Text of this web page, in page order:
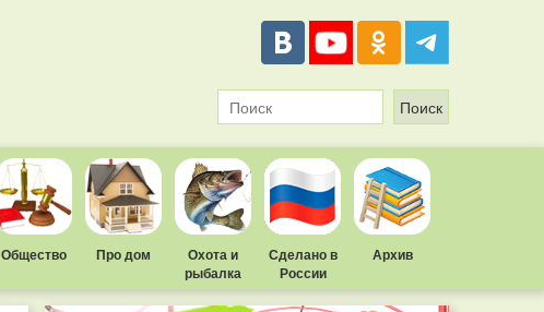
Общество Про дом
Охота и
рыбалка
Сделано в
России
Архив